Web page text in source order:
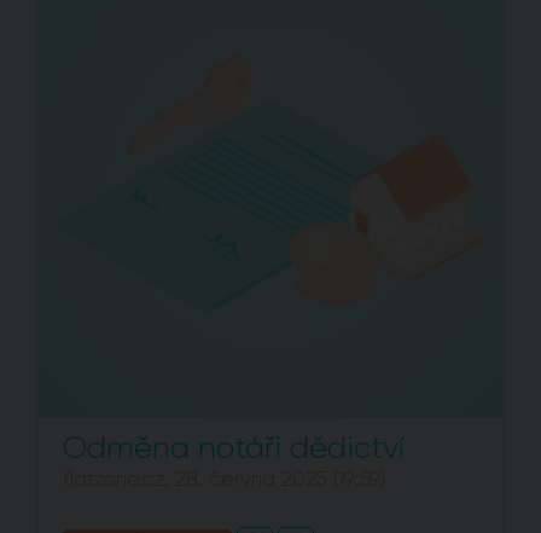
Odměna notáři dědictví
flatzone.cz, 28. června 2025 (19:59)